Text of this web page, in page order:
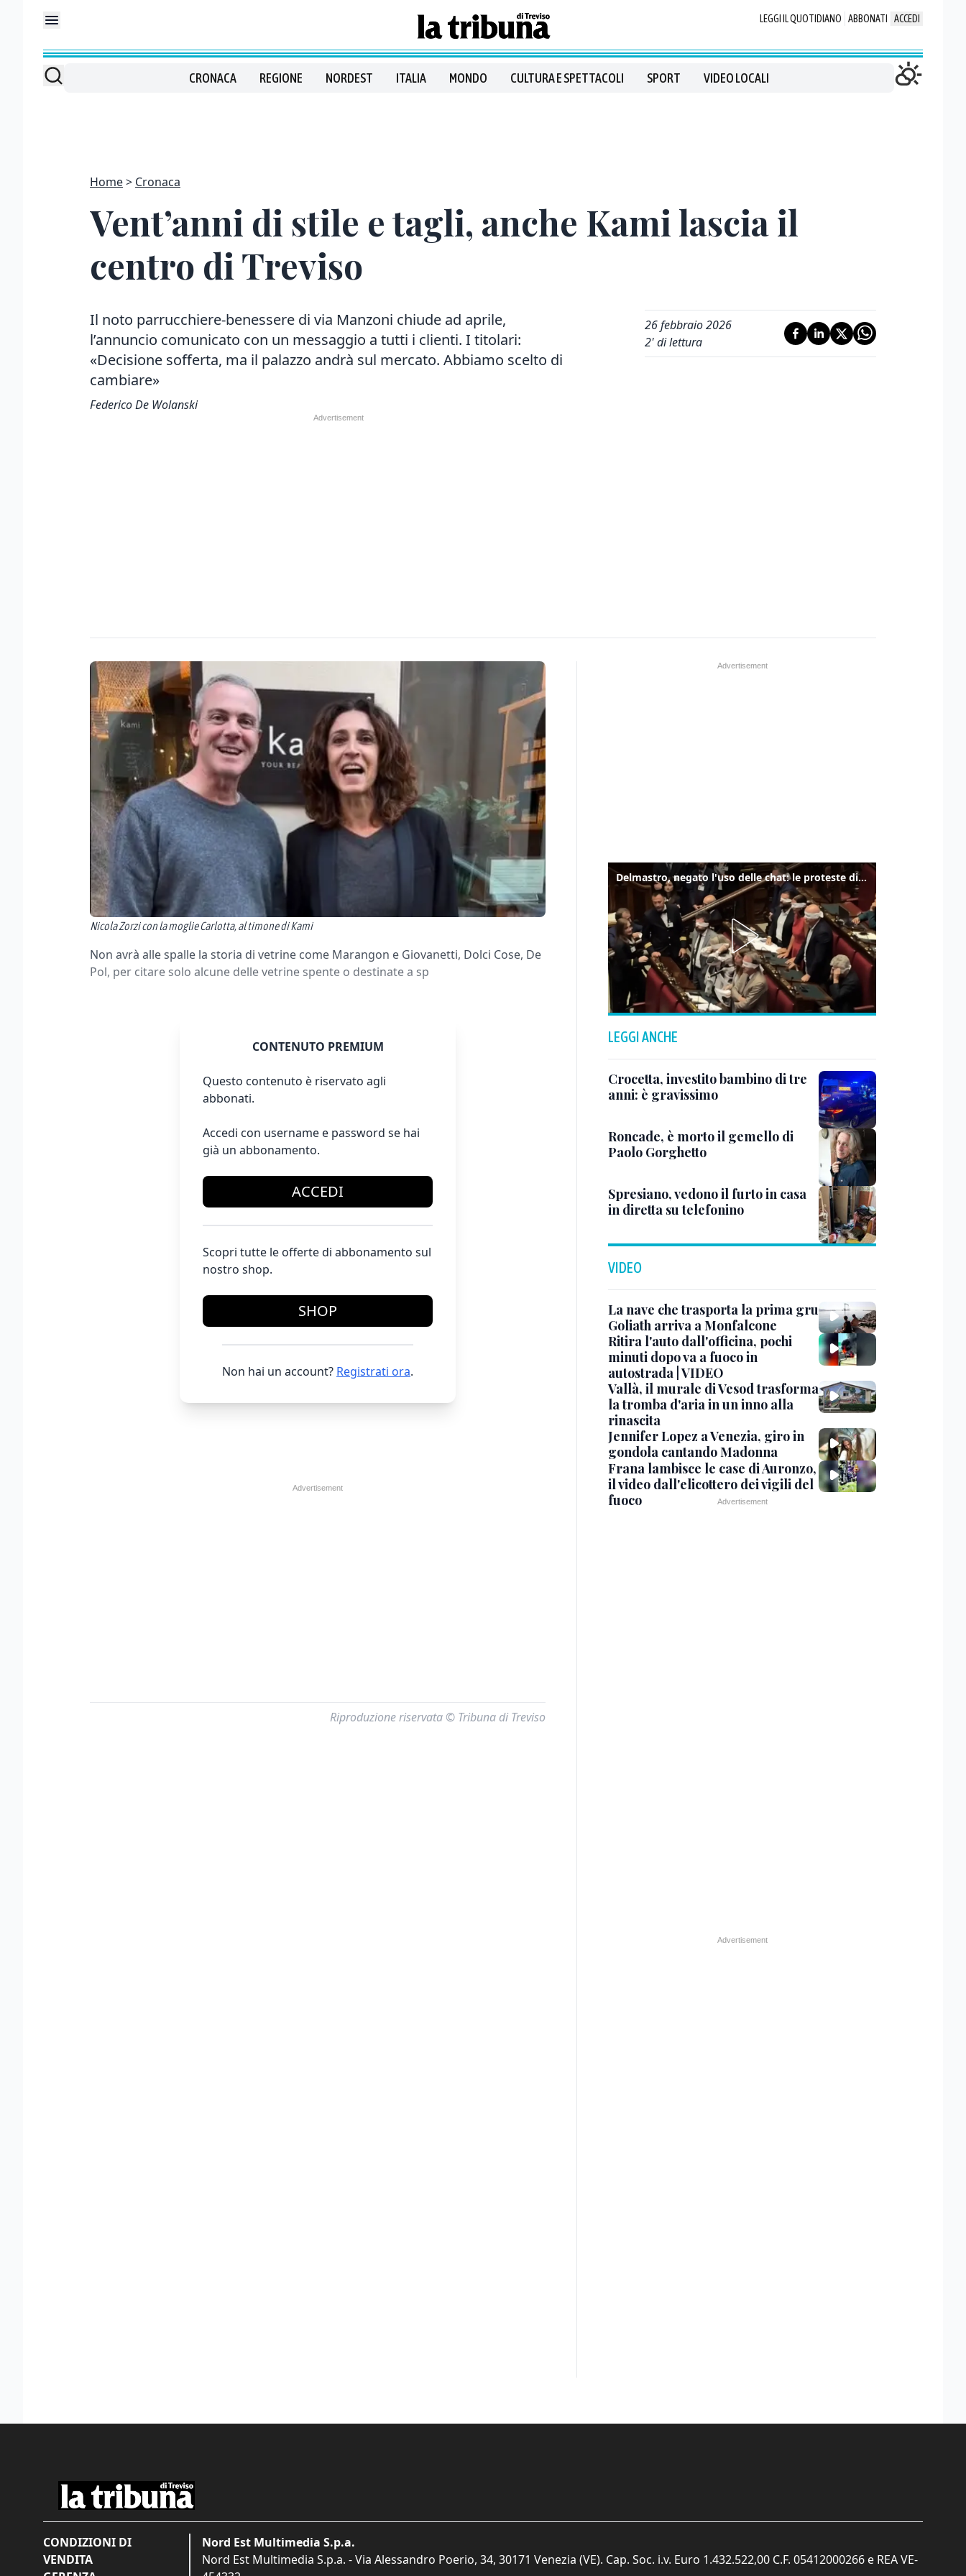
LEGGI IL QUOTIDIANO ABBONATI ACCEDI
CRONACA REGIONE NORDEST ITALIA MONDO CULTURA E SPETTACOLI SPORT VIDEO LOCALI
Home Cronaca
Vent’anni di stile e tagli, anche Kami lascia il
centro di Treviso
Il noto parrucchiere-benessere di via Manzoni chiude ad aprile,
l’annuncio comunicato con un messaggio a tutti i clienti. I titolari:
«Decisione sofferta, ma il palazzo andrà sul mercato. Abbiamo scelto di
cambiare»
Federico De Wolanski
26 febbraio 2026
2' di lettura
Nicola Zorzi con la moglie Carlotta, al timone di Kami
Non avrà alle spalle la storia di vetrine come Marangon e Giovanetti, Dolci Cose, De
Pol, per citare solo alcune delle vetrine spente o destinate a sp
CONTENUTO PREMIUM
Questo contenuto è riservato agli
abbonati.
Accedi con username e password se hai
già un abbonamento.
ACCEDI
Scopri tutte le offerte di abbonamento sul
nostro shop.
SHOP
Non hai un account? Registrati ora.
Riproduzione riservata © Tribuna di Treviso
Delmastro, negato l'uso delle chat: le proteste di Avs e M5s
LEGGI ANCHE
Crocetta, investito bambino di tre
anni: è gravissimo
Roncade, è morto il gemello di
Paolo Gorghetto
Spresiano, vedono il furto in casa
in diretta su telefonino
VIDEO
La nave che trasporta la prima gru
Goliath arriva a Monfalcone
Ritira l'auto dall'officina, pochi
minuti dopo va a fuoco in
autostrada | VIDEO
Vallà, il murale di Vesod trasforma
la tromba d'aria in un inno alla
rinascita
Jennifer Lopez a Venezia, giro in
gondola cantando Madonna
Frana lambisce le case di Auronzo,
il video dall'elicottero dei vigili del
fuoco
CONDIZIONI DI
VENDITA
Nord Est Multimedia S.p.a.
Nord Est Multimedia S.p.a. - Via Alessandro Poerio, 34, 30171 Venezia (VE). Cap. Soc. i.v. Euro 1.432.522,00 C.F. 05412000266 e REA VE-